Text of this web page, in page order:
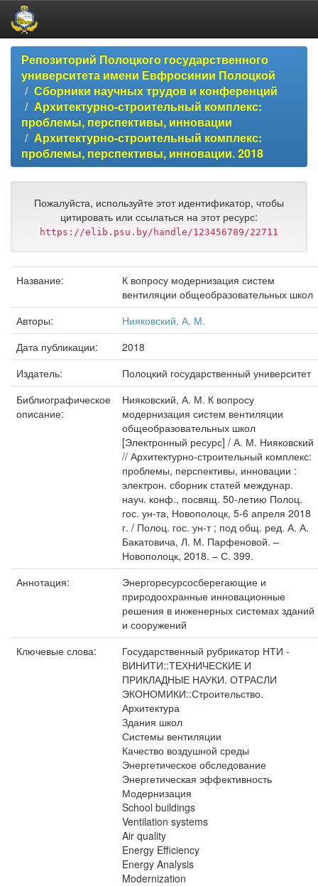
Skip
navigationРепозиторий Полоцкого государственного
университета имени Евфросинии Полоцкой
Сборники научных трудов и конференций
Архитектурно-строительный комплекс:
проблемы, перспективы, инновации
Архитектурно-строительный комплекс:
проблемы, перспективы, инновации. 2018
Пожалуйста, используйте этот идентификатор, чтобы
цитировать или ссылаться на этот ресурс:
https://elib.psu.by/handle/123456789/22711
Название:
К вопросу модернизация систем
вентиляции общеобразовательных школ
Авторы:
Нияковский, А. М.
Дата публикации:
2018
Издатель:
Полоцкий государственный университет
Библиографическое
описание:
Нияковский, А. М. К вопросу
модернизация систем вентиляции
общеобразовательных школ
[Электронный ресурс] / А. М. Нияковский
// Архитектурно-строительный комплекс:
проблемы, перспективы, инновации :
электрон. сборник статей междунар.
науч. конф., посвящ. 50-летию Полоц.
гос. ун-та, Новополоцк, 5-6 апреля 2018
г. / Полоц. гос. ун-т ; под общ. ред. А. А.
Бакатовича, Л. М. Парфеновой. –
Новополоцк, 2018. – С. 399.
Аннотация:
Энергоресурсосберегающие и
природоохранные инновационные
решения в инженерных системах зданий
и сооружений
Ключевые слова:
Государственный рубрикатор НТИ -
ВИНИТИ::ТЕХНИЧЕСКИЕ И
ПРИКЛАДНЫЕ НАУКИ. ОТРАСЛИ
ЭКОНОМИКИ::Строительство.
Архитектура
Здания школ
Системы вентиляции
Качество воздушной среды
Энергетическое обследование
Энергетическая эффективность
Модернизация
School buildings
Ventilation systems
Air quality
Energy Efficiency
Energy Analysis
Modernization